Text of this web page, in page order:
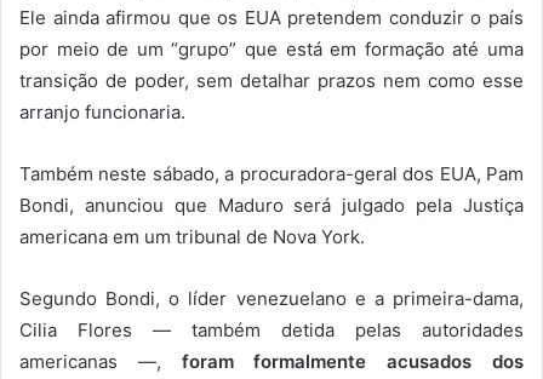
Ele ainda afirmou que os EUA pretendem conduzir o país
por meio de um “grupo” que está em formação até uma
transição de poder, sem detalhar prazos nem como esse
arranjo funcionaria.
Também neste sábado, a procuradora-geral dos EUA, Pam
Bondi, anunciou que Maduro será julgado pela Justiça
americana em um tribunal de Nova York.
Segundo Bondi, o líder venezuelano e a primeira-dama,
Cilia Flores — também detida pelas autoridades
americanas —, foram formalmente acusados dos